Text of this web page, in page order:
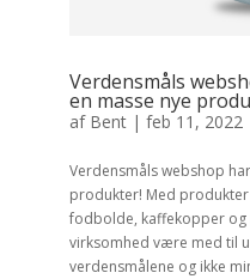
Verdensmåls
en masse nye
af Bent |feb 11, 2022
Verdensmåls webshop
produkter! Med
fodbolde, kaffekopper og
virksomhed være med til
verdensmålene og ikke